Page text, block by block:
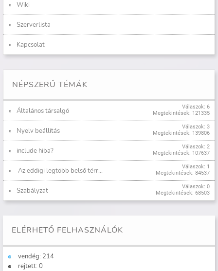
Wiki
Szerverlista
Kapcsolat
NÉPSZERŰ TÉMÁK
Válaszok: 6
Megtekintések: 121335
Általános társalgó
Válaszok: 3
Megtekintések: 139806
Nyelv beállítás
Válaszok: 2
Megtekintések: 107637
include hiba?
Válaszok: 1
Megtekintések: 84537
Az eddigi legtöbb belső térr...
Válaszok: 0
Megtekintések: 68503
Szabályzat
ELÉRHETŐ FELHASZNÁLÓK
vendég: 214
rejtett: 0